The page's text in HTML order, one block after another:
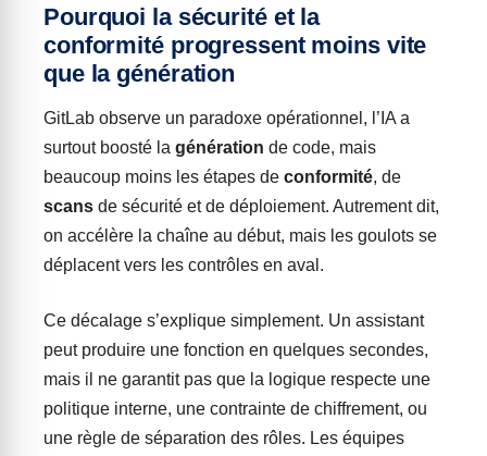
Pourquoi la sécurité et la
conformité progressent moins vite
que la génération
GitLab observe un paradoxe opérationnel, l’IA a
surtout boosté la génération de code, mais
beaucoup moins les étapes de conformité, de
scans de sécurité et de déploiement. Autrement dit,
on accélère la chaîne au début, mais les goulots se
déplacent vers les contrôles en aval.
Ce décalage s’explique simplement. Un assistant
peut produire une fonction en quelques secondes,
mais il ne garantit pas que la logique respecte une
politique interne, une contrainte de chiffrement, ou
une règle de séparation des rôles. Les équipes